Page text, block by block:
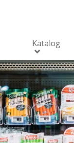
Katalog